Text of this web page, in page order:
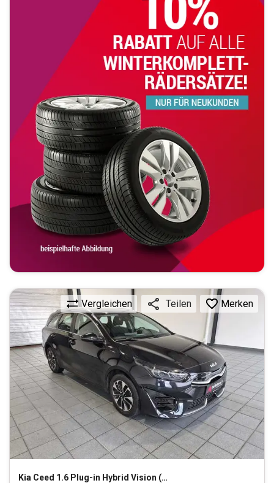
Kia Ceed 1.6 Plug-in Hybrid Vision (EURO 6d)
Vergleichen Teilen Merken